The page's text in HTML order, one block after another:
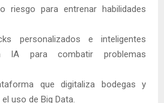
riesgo para entrenar habilidades
personalizados e inteligentes
IA para combatir problemas
que digitaliza bodegas y
uso de Big Data.